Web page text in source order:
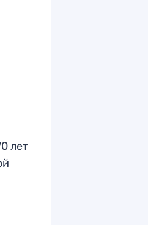
лет